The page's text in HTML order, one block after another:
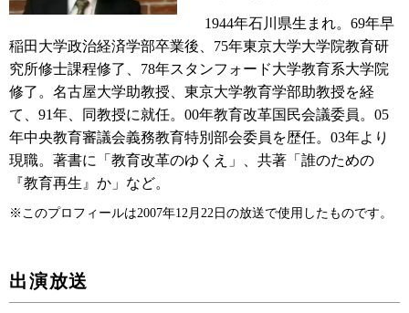
1944年石川県生まれ。69年早
稲田大学政治経済学部卒業後、75年東京大学大学院教育研
究所修士課程修了、78年スタンフォード大学教育系大学院
修了。名古屋大学助教授、東京大学教育学部助教授を経
て、91年、同教授に就任。00年教育改革国民会議委員。05
年中央教育審議会義務教育特別部会委員を歴任。03年より
現職。著書に「教育改革のゆくえ」、共著「誰のための
『教育再生』か」など。
※このプロフィールは2007年12月22日の放送で使用したものです。
出演放送